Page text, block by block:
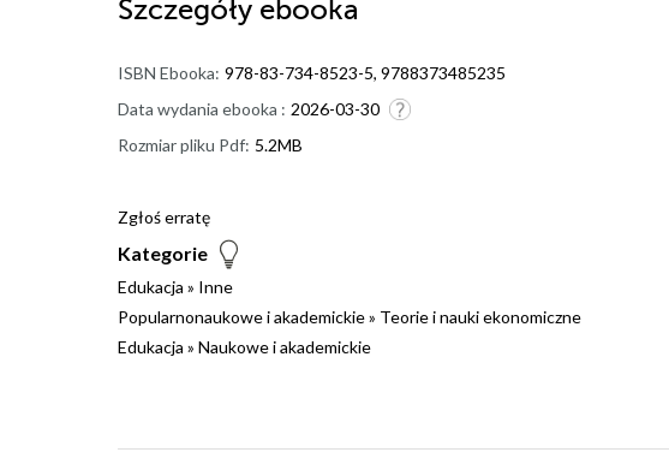
Szczegóły ebooka
ISBN Ebooka: 978-83-734-8523-5, 9788373485235
Data wydania ebooka : 2026-03-30
Rozmiar pliku Pdf: 5.2MB
Zgłoś erratę
Kategorie
Edukacja » Inne
Popularnonaukowe i akademickie» Teorie i nauki ekonomiczne
Edukacja » Naukowe i akademickie